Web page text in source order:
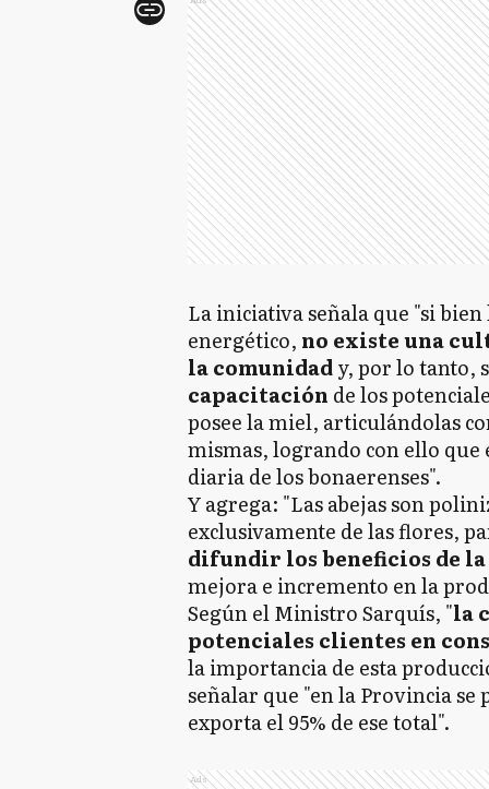
La iniciativa señala que "si
energético, no existe una
la comunidady, por lo tanto,
capacitación de los
posee la miel, articulándolas
mismas, logrando con ello
diaria de los bonaerenses".
Y agrega: "Las abejas son
exclusivamente de las flores,
difundir los beneficios de
mejora e incremento en la
Según el Ministro Sarquís, "la
potenciales clientes en
la importancia de esta
señalar que "en la Provincia se
exporta el 95% de ese total".
Ads